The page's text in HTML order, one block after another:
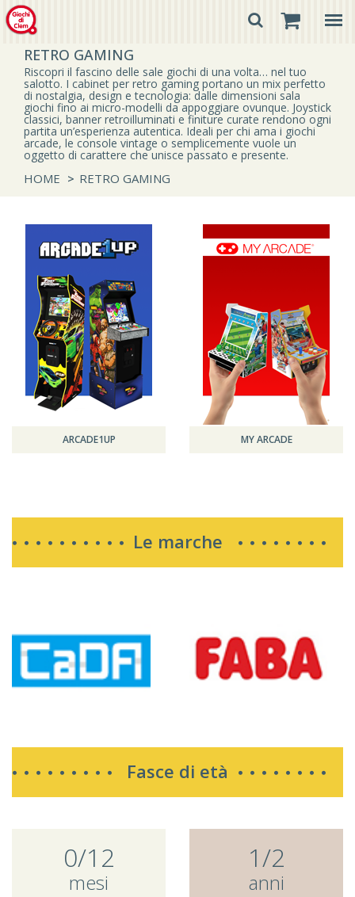
RETRO GAMING
Riscopri il fascino delle sale giochi di una volta… nel tuo
salotto. I cabinet per retro gaming portano un mix perfetto
di nostalgia, design e tecnologia: dalle dimensioni sala
giochi fino ai micro-modelli da appoggiare ovunque. Joystick
classici, banner retroilluminati e finiture curate rendono ogni
partita un’esperienza autentica. Ideali per chi ama i giochi
arcade, le console vintage o semplicemente vuole un
oggetto di carattere che unisce passato e presente.
HOME > RETRO GAMING
ARCADE1UP MY ARCADE
Le marche
Fasce di età
0/12
mesi
1/2
anni